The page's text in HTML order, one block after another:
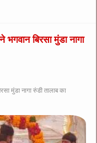
भगवान बिरसा मुंडा नागा
मुंडा नागा रुंडी तालाब का